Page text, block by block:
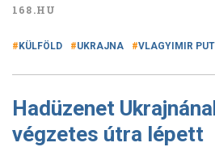
168.HU
KÜLFÖLD UKRAJNA VLAGYIMIR
Hadüzenet
végzetes útra lépett